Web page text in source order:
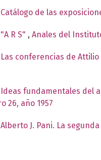
Catálogo de las
"A R S" , Anales del
Las conferencias de
Ideas fundamentales del
26, año 1957
Alberto J. Pani. La